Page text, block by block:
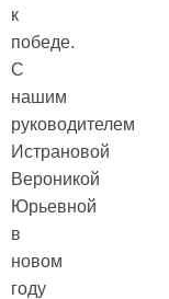
к
победе.
С
нашим
руководителем
Истрановой
Вероникой
Юрьевной
в
новом
году